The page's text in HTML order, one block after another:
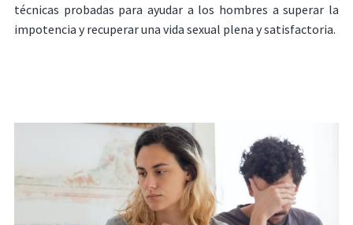
técnicas probadas para ayudar a los hombres a superar la
impotencia y recuperar una vida sexual plena y satisfactoria.